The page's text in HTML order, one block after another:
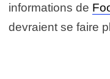
informations de
devraient se faire